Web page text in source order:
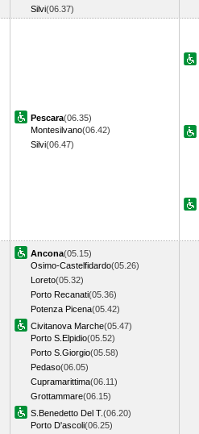
Silvi(06.37)
Pescara(06.35)
Montesilvano(06.42)
Silvi(06.47)
Ancona(05.15)
Osimo-Castelfidardo(05.26)
Loreto(05.32)
Porto Recanati(05.36)
Potenza Picena(05.42)
Civitanova Marche(05.47)
Porto S.Elpidio(05.52)
Porto S.Giorgio(05.58)
Pedaso(06.05)
Cupramarittima(06.11)
Grottammare(06.15)
S.Benedetto Del T.(06.20)
Porto D'ascoli(06.25)